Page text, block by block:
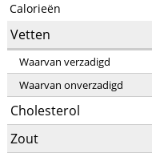
Calorieën
Vetten
Waarvan verzadigd
Waarvan onverzadigd
Cholesterol
Zout